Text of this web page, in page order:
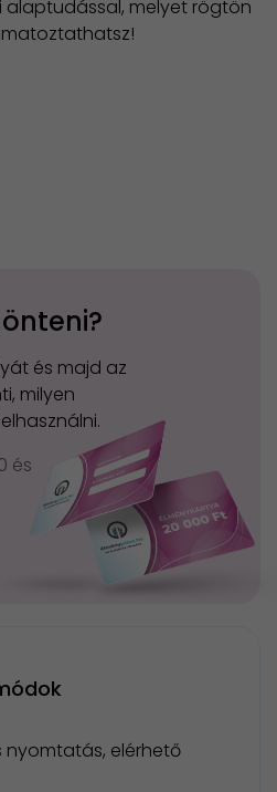
alaptudással, melyet rögtön
és majd az
milyen
és
nyomtatás, elérhető